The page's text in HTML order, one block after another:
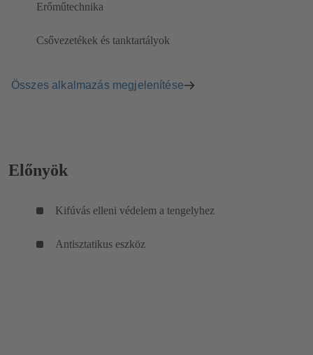
Erőműtechnika
Csővezetékek és tanktartályok
Összes alkalmazás megjelenítése
Előnyök
Kifúvás elleni védelem a tengelyhez
Antisztatikus eszköz